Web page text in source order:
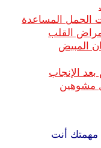
الحمل المساعدة
القلب
المبيض
الإنجاب
مشوهين